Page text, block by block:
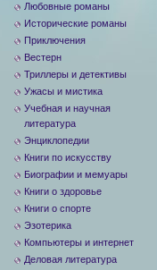
Любовные романы
Исторические романы
Приключения
Вестерн
Триллеры и детективы
Ужасы и мистика
Учебная и научная
литература
Энциклопедии
Книги по искусству
Биографии и мемуары
Книги о здоровье
Книги о спорте
Эзотерика
Компьютеры и интернет
Деловая литература